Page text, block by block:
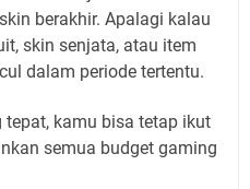
berakhir. Apalagi kalau
skin senjata, atau item
dalam periode tertentu.
tepat, kamu bisa tetap ikut
semua budget gaming